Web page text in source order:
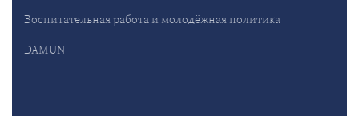
Воспитательная работа и молодёжная политика
DAMUN